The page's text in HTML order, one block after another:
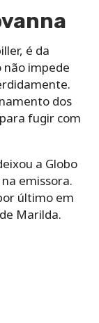
é da
não impede
dos
fugir com
a Globo
emissora.
último em
Marilda.